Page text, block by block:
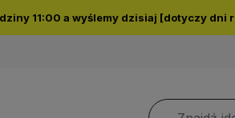
11:00 a wyślemy dzisiaj [dotyczy dni